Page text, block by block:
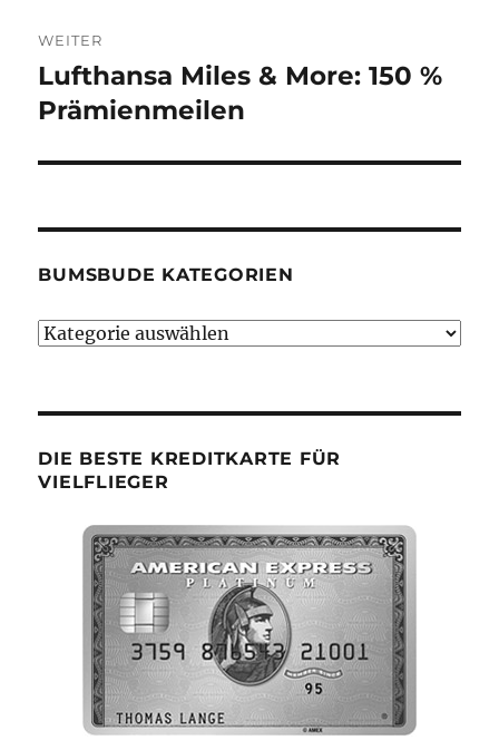
WEITER
Nächster
Beitrag:
Lufthansa Miles & More: 150 %
Prämienmeilen
BUMSBUDE KATEGORIEN
Bumsbude
DIE BESTE KREDITKARTE FÜR
VIELFLIEGER